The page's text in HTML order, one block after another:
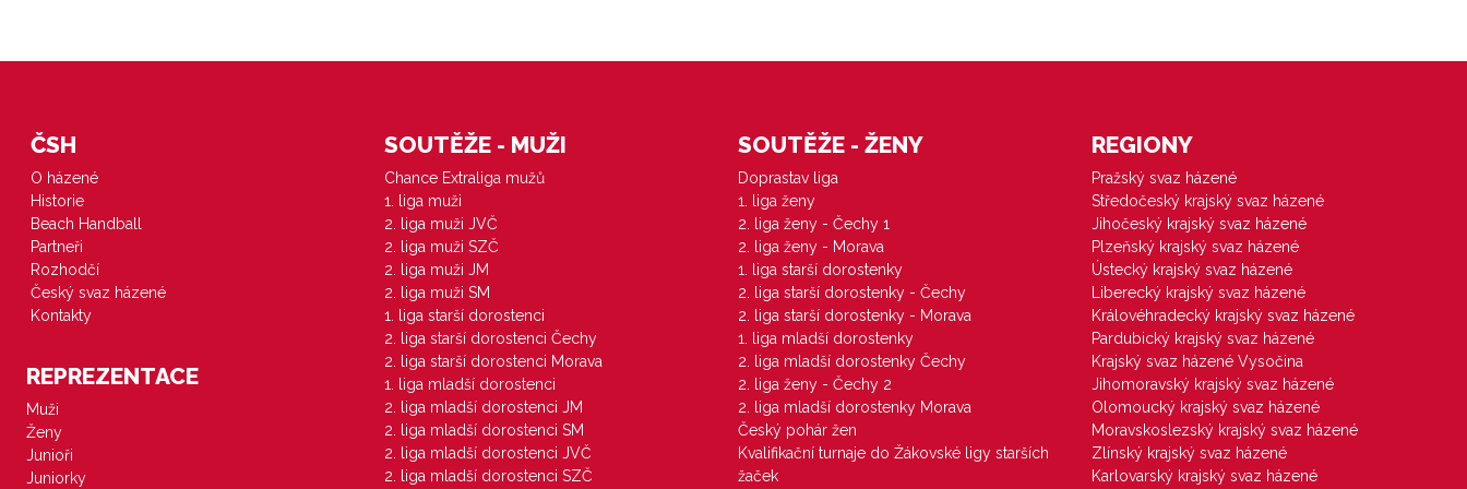
ČSH
O házené
Historie
Beach Handball
Partneři
Rozhodčí
Český svaz házené
Kontakty
REPREZENTACE
Muži
Ženy
Junioři
Juniorky
SOUTĚŽE - MUŽI
Chance Extraliga mužů
1. liga muži
2. liga muži JVČ
2. liga muži SZČ
2. liga muži JM
2. liga muži SM
1. liga starší dorostenci
2. liga starší dorostenci Čechy
2. liga starší dorostenci Morava
1. liga mladší dorostenci
2. liga mladší dorostenci JM
2. liga mladší dorostenci SM
2. liga mladší dorostenci JVČ
2. liga mladší dorostenci SZČ
SOUTĚŽE - ŽENY
Doprastav liga
1. liga ženy
2. liga ženy - Čechy 1
2. liga ženy - Morava
1. liga starší dorostenky
2. liga starší dorostenky - Čechy
2. liga starší dorostenky - Morava
1. liga mladší dorostenky
2. liga mladší dorostenky Čechy
2. liga ženy - Čechy 2
2. liga mladší dorostenky Morava
Český pohár žen
Kvalifikační turnaje do Žákovské ligy starších
žaček
REGIONY
Pražský svaz házené
Středočeský krajský svaz házené
Jihočeský krajský svaz házené
Plzeňský krajský svaz házené
Ústecký krajský svaz házené
Liberecký krajský svaz házené
Královéhradecký krajský svaz házené
Pardubický krajský svaz házené
Krajský svaz házené Vysočina
Jihomoravský krajský svaz házené
Olomoucký krajský svaz házené
Moravskoslezský krajský svaz házené
Zlínský krajský svaz házené
Karlovarský krajský svaz házené